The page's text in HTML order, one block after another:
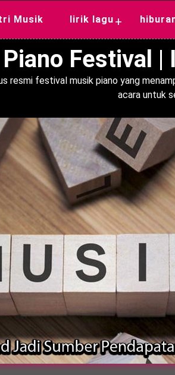
Musik lirik lagu +
Festival
resmi festival musik piano yang
acara untuk